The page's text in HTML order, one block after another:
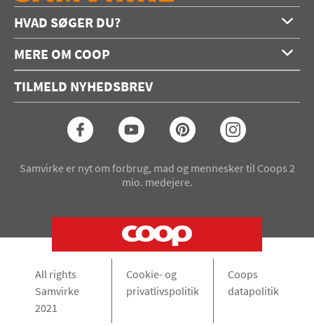
HVAD SØGER DU?
Forside
Opskrifter
Konkurrencer
MERE OM COOP
Annoncering
Coop medlem
TILMELD NYHEDSBREV
Samvirke er nyt om forbrug, mad og mennesker til Coops 2
mio. medejere.
All rights
Samvirke
2021
Cookie- og
privatlivspolitik
Coops
datapolitik